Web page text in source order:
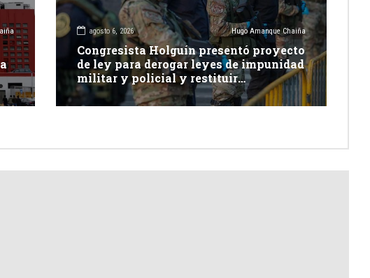
agosto 6, 2026 Hugo Amanque Chaiña
Congresista Holguín presentó proyecto
de ley para derogar leyes de impunidad
militar y policial y restituir
competencia de justicia ordinaria